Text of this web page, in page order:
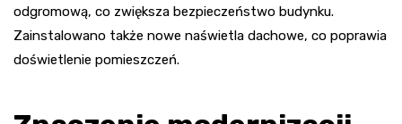
odgromową, co zwiększa bezpieczeństwo budynku.
Zainstalowano także nowe naświetla dachowe, co poprawia
doświetlenie pomieszczeń.